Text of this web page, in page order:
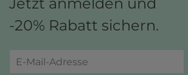
-20% Rabatt sichern.